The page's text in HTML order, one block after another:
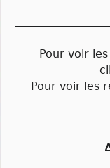
Pour voir
Pour voir les